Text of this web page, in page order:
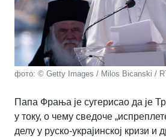
фото: © Getty Images / Milos Bicanski /
Папа Фрања је сугерисао да је
у току, о чему сведоче
делу у руско-украјинској кризи и